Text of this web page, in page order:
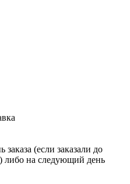
заказа (если заказали до
либо на следующий день